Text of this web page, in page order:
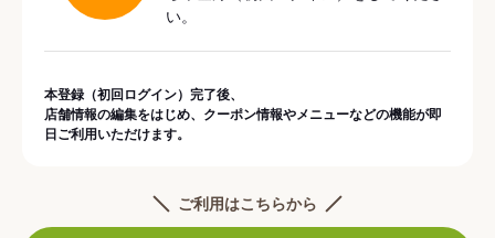
い。
本登録（初回ログイン）完了後、
店舗情報の編集をはじめ、クーポン情報やメニューなどの機能が即
日ご利用いただけます。
ご利用はこちらから